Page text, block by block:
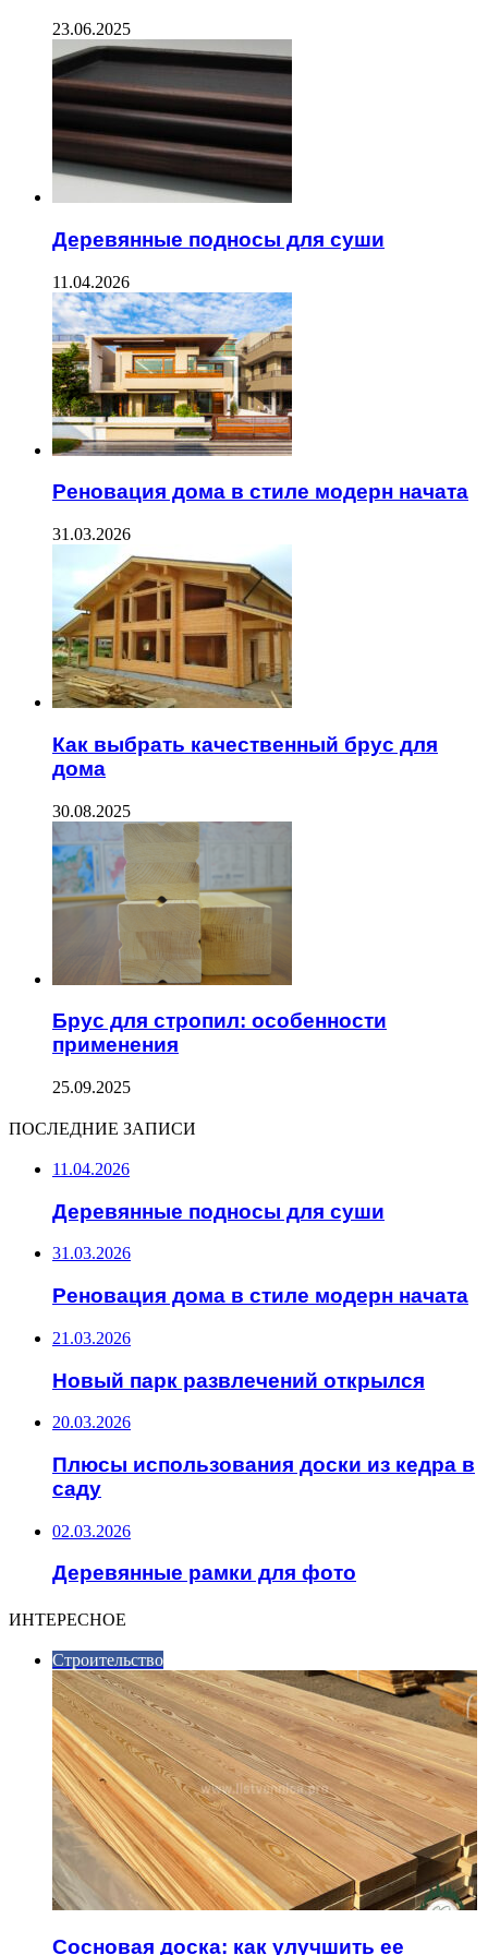
23.06.2025
Деревянные подносы для суши
11.04.2026
Реновация дома в стиле модерн начата
31.03.2026
Как выбрать качественный брус для
дома
30.08.2025
Брус для стропил: особенности
применения
25.09.2025
ПОСЛЕДНИЕ ЗАПИСИ
11.04.2026
Деревянные подносы для суши
31.03.2026
Реновация дома в стиле модерн начата
21.03.2026
Новый парк развлечений открылся
20.03.2026
Плюсы использования доски из кедра в
саду
02.03.2026
Деревянные рамки для фото
ИНТЕРЕСНОЕ
Строительство
Сосновая доска: как улучшить ее